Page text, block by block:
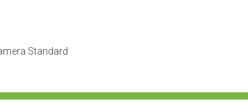
Standard